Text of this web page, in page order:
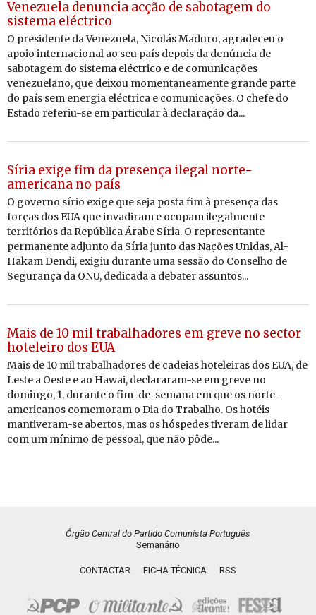
Venezuela denuncia acção de sabotagem do
sistema eléctrico
O presidente da Venezuela, Nicolás Maduro, agradeceu o
apoio internacional ao seu país depois da denúncia de
sabotagem do sistema eléctrico e de comunicações
venezuelano, que deixou momentaneamente grande parte
do país sem energia eléctrica e comunicações. O chefe do
Estado referiu-se em particular à declaração da...
Síria exige fim da presença ilegal norte-
americana no país
O governo sírio exige que seja posta fim à presença das
forças dos EUA que invadiram e ocupam ilegalmente
territórios da República Árabe Síria. O representante
permanente adjunto da Síria junto das Nações Unidas, Al-
Hakam Dendi, exigiu durante uma sessão do Conselho de
Segurança da ONU, dedicada a debater assuntos...
Mais de 10 mil trabalhadores em greve no sector
hoteleiro dos EUA
Mais de 10 mil trabalhadores de cadeias hoteleiras dos EUA, de
Leste a Oeste e ao Hawai, declararam-se em greve no
domingo, 1, durante o fim-de-semana em que os norte-
americanos comemoram o Dia do Trabalho. Os hotéis
mantiveram-se abertos, mas os hóspedes tiveram de lidar
com um mínimo de pessoal, que não pôde...
Órgão Central do Partido Comunista Português
Semanário
CONTACTAR FICHA TÉCNICA RSS